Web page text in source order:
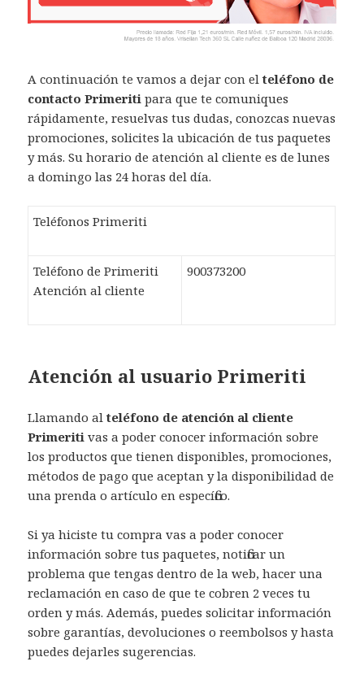
A continuación te vamos a dejar con elteléfono de
contacto Primeriti para que te comuniques
rápidamente, resuelvas tus dudas, conozcas nuevas
promociones, solicites la ubicación de tus paquetes
y más. Su horario de atención al cliente es de lunes
a domingo las 24 horas del día.
Teléfonos Primeriti
Teléfono de Primeriti
Atención al cliente
900373200
Atención al usuario Primeriti
Llamando alteléfono de atención al cliente
Primeritivas a poder conocer información sobre
los productos que tienen disponibles, promociones,
métodos de pago que aceptan y la disponibilidad de
una prenda o artículo en específico.
Si ya hiciste tu compra vas a poder conocer
información sobre tus paquetes, notificar un
problema que tengas dentro de la web, hacer una
reclamación en caso de que te cobren 2 veces tu
orden y más. Además, puedes solicitar información
sobre garantías, devoluciones o reembolsos y hasta
puedes dejarles sugerencias.